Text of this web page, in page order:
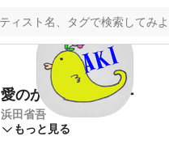
愛のかけひき -1キー
浜田省吾
もっと見る